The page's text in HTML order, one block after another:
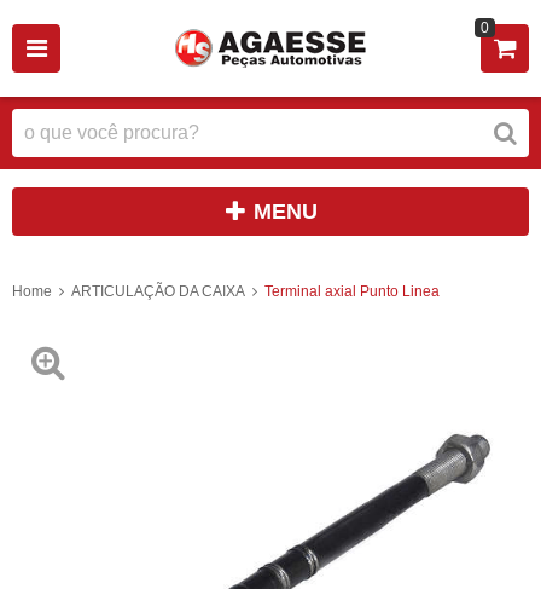
0
MENU
Home ARTICULAÇÃO DA CAIXA Terminal axial Punto Linea